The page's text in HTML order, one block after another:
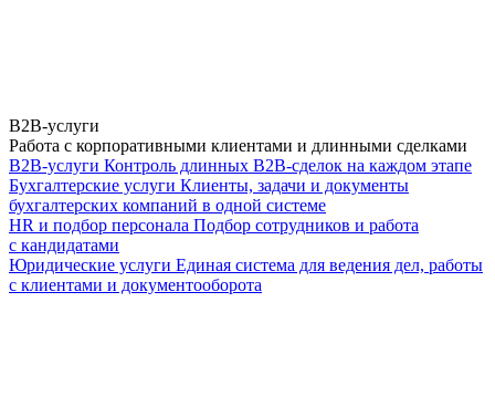
B2B-услуги
Работа с корпоративными клиентами и длинными сделками
B2B-услуги Контроль длинных B2B-сделок на каждом этапе
Бухгалтерские услуги Клиенты, задачи и документы
бухгалтерских компаний в одной системе
HR и подбор персонала Подбор сотрудников и работа
с кандидатами
Юридические услуги Единая система для ведения дел, работы
с клиентами и документооборота